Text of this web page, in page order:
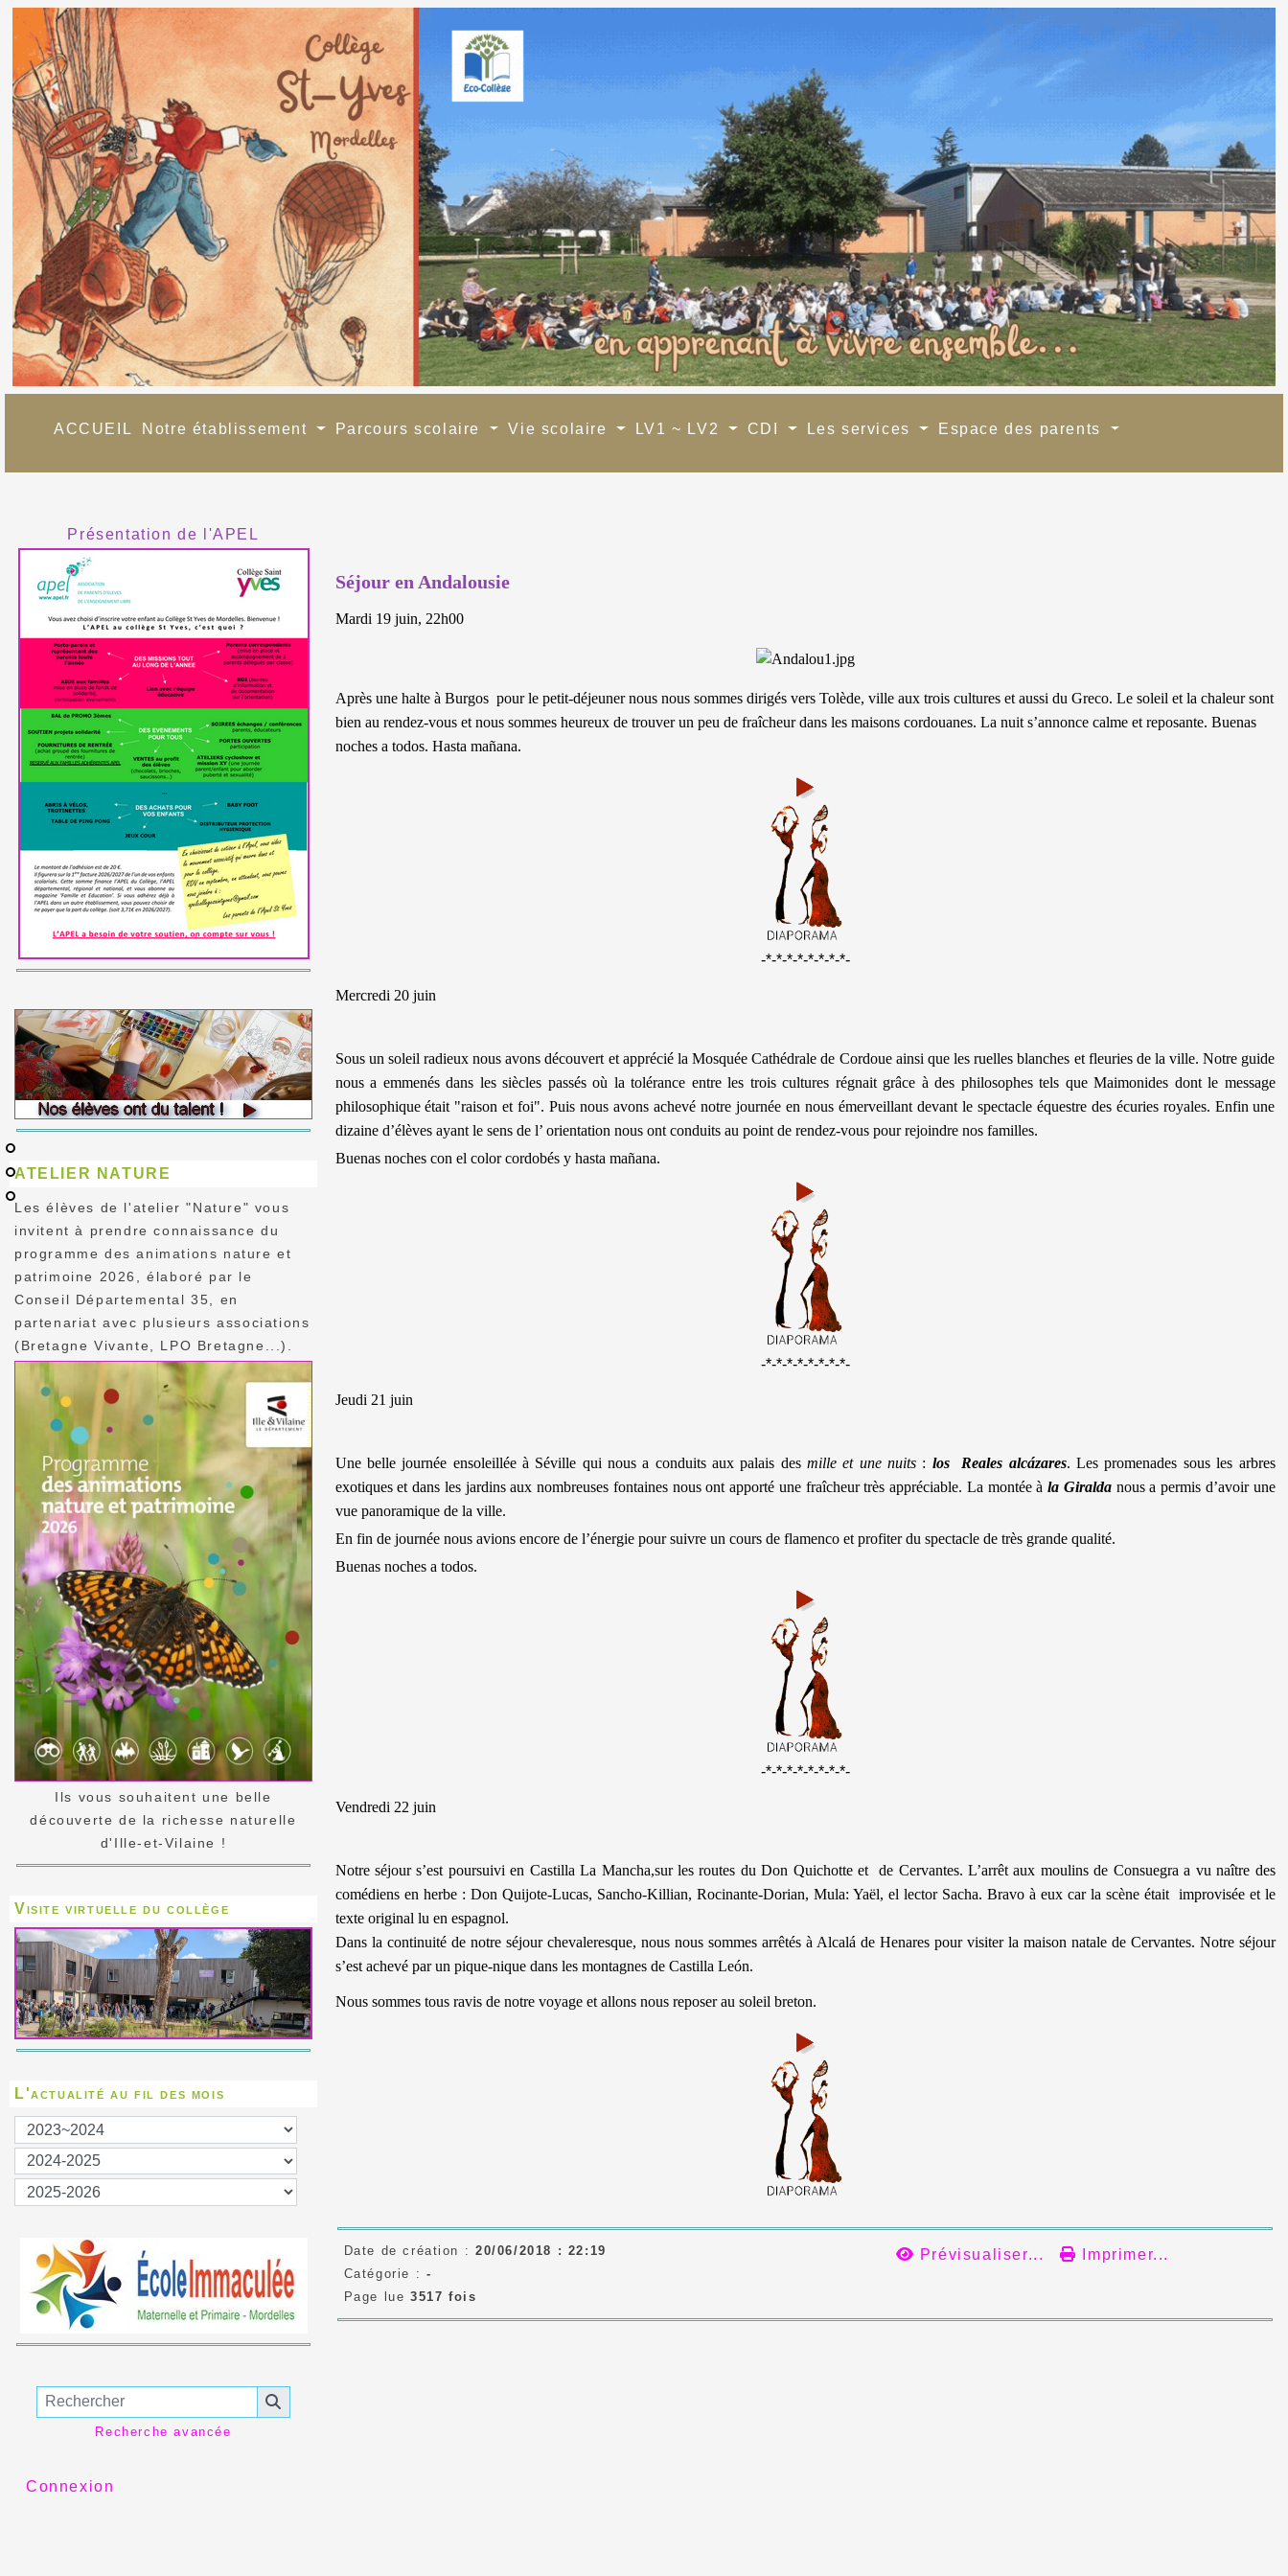
ACCUEIL Notre établissement Parcours scolaire Vie scolaire LV1 ~ LV2 CDI Les services Espace des parents
Présentation de l'APEL
ATELIER NATURE
Les élèves de l'atelier "Nature" vous
invitent à prendre connaissance du
programme des animations nature et
patrimoine 2026, élaboré par le
Conseil Départemental 35, en
partenariat avec plusieurs associations
(Bretagne Vivante, LPO Bretagne...).
Ils vous souhaitent une belle
découverte de la richesse naturelle
d'Ille-et-Vilaine !
Visite virtuelle du collège
L'actualité au fil des mois
Recherche avancée
Connexion
Séjour en Andalousie
Mardi 19 juin, 22h00
Après une halte à Burgos pour le petit-déjeuner nous nous sommes dirigés vers Tolède, ville aux trois cultures et aussi du Greco. Le soleil et la chaleur sont
bien au rendez-vous et nous sommes heureux de trouver un peu de fraîcheur dans les maisons cordouanes. La nuit s’annonce calme et reposante. Buenas
noches a todos. Hasta mañana.
-*-*-*-*-*-*-*-*-
Mercredi 20 juin
Sous un soleil radieux nous avons découvert et apprécié la Mosquée Cathédrale de Cordoue ainsi que les ruelles blanches et fleuries de la ville. Notre guide
nous a emmenés dans les siècles passés où la tolérance entre les trois cultures régnait grâce à des philosophes tels que Maimonides dont le message
philosophique était "raison et foi". Puis nous avons achevé notre journée en nous émerveillant devant le spectacle équestre des écuries royales. Enfin une
dizaine d’élèves ayant le sens de l’ orientation nous ont conduits au point de rendez-vous pour rejoindre nos familles.
Buenas noches con el color cordobés y hasta mañana.
-*-*-*-*-*-*-*-*-
Jeudi 21 juin
Une belle journée ensoleillée à Séville qui nous a conduits aux palais des mille et une nuits : los Reales alcázares. Les promenades sous les arbres
exotiques et dans les jardins aux nombreuses fontaines nous ont apporté une fraîcheur très appréciable. La montée à la Giralda nous a permis d’avoir une
vue panoramique de la ville.
En fin de journée nous avions encore de l’énergie pour suivre un cours de flamenco et profiter du spectacle de très grande qualité.
Buenas noches a todos.
-*-*-*-*-*-*-*-*-
Vendredi 22 juin
Notre séjour s’est poursuivi en Castilla La Mancha,sur les routes du Don Quichotte et de Cervantes. L’arrêt aux moulins de Consuegra a vu naître des
comédiens en herbe : Don Quijote-Lucas, Sancho-Killian, Rocinante-Dorian, Mula: Yaël, el lector Sacha. Bravo à eux car la scène était improvisée et le
texte original lu en espagnol.
Dans la continuité de notre séjour chevaleresque, nous nous sommes arrêtés à Alcalá de Henares pour visiter la maison natale de Cervantes. Notre séjour
s’est achevé par un pique-nique dans les montagnes de Castilla León.
Nous sommes tous ravis de notre voyage et allons nous reposer au soleil breton.
Date de création : 20/06/2018 : 22:19
Catégorie : -
Page lue 3517 fois
Prévisualiser... Imprimer...